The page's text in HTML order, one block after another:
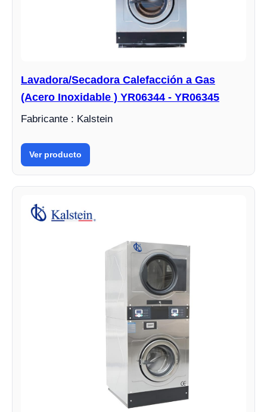
Lavadora/Secadora Calefacción a Gas
(Acero Inoxidable ) YR06344 - YR06345
Fabricante : Kalstein
Ver producto